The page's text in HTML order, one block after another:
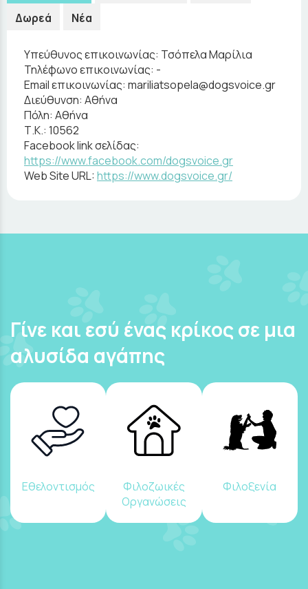
Δωρεά
Νέα
Υπεύθυνος επικοινωνίας: Τσόπελα Μαρίλια
Τηλέφωνο επικοινωνίας: -
Email επικοινωνίας: mariliatsopela@dogsvoice.gr
Διεύθυνση: Αθήνα
Πόλη: Αθήνα
Τ.Κ.: 10562
Facebook link σελίδας:
https://www.facebook.com/dogsvoice.gr
Web Site URL:https://www.dogsvoice.gr/
Γίνε και εσύ ένας κρίκος σε μια
αλυσίδα αγάπης
Εθελοντισμός
Φιλοζωικές
Οργανώσεις
Φιλοξενία